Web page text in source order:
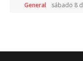
General sábado 8